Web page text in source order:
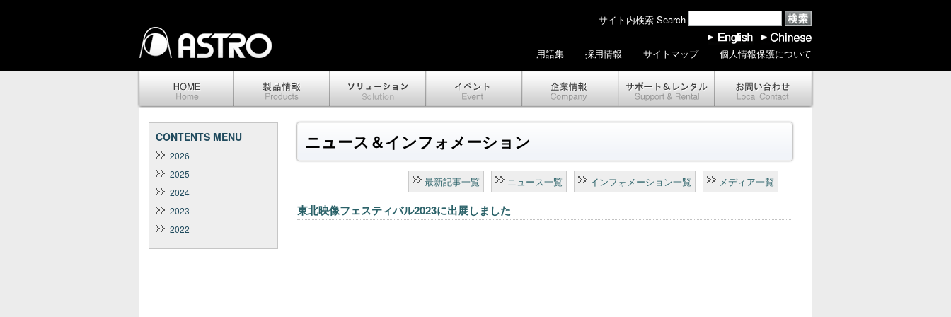
サイト内検索 Search
用語集 採用情報 サイトマップ 個人情報保護について
ニュース＆インフォメーション
最新記事一覧 ニュース一覧 インフォメーション一覧 メディア一覧
東北映像フェスティバル2023に出展しました
CONTENTS MENU
2026
2025
2024
2023
2022